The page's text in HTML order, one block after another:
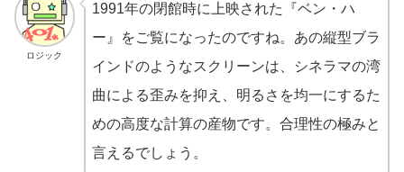
ロジック
1991年の閉館時に上映された『ベン・ハ
ー』をご覧になったのですね。あの縦型ブラ
インドのようなスクリーンは、シネラマの湾
曲による歪みを抑え、明るさを均一にするた
めの高度な計算の産物です。合理性の極みと
言えるでしょう。